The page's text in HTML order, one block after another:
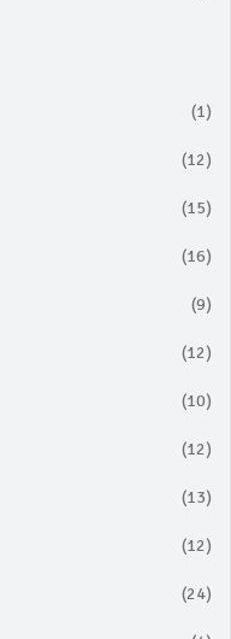
(1)
(12)
(15)
(16)
(9)
(12)
(10)
(12)
(13)
(12)
(24)